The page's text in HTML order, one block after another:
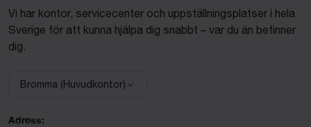
Vi har kontor, servicecenter och uppställningsplatser i hela
Sverige för att kunna hjälpa dig snabbt – var du än befinner
dig.
Välj anläggning:
Bromma (Huvudkontor)
Adress: